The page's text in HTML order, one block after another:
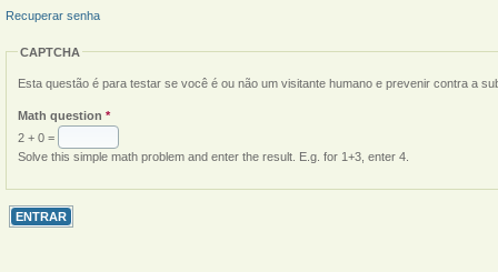
Recuperar senha
CAPTCHA
Esta questão é para testar se você é ou não um visitante humano e prevenir contra a
Math question *
2 + 0 =
Solve this simple math problem and enter the result. E.g. for 1+3, enter 4.